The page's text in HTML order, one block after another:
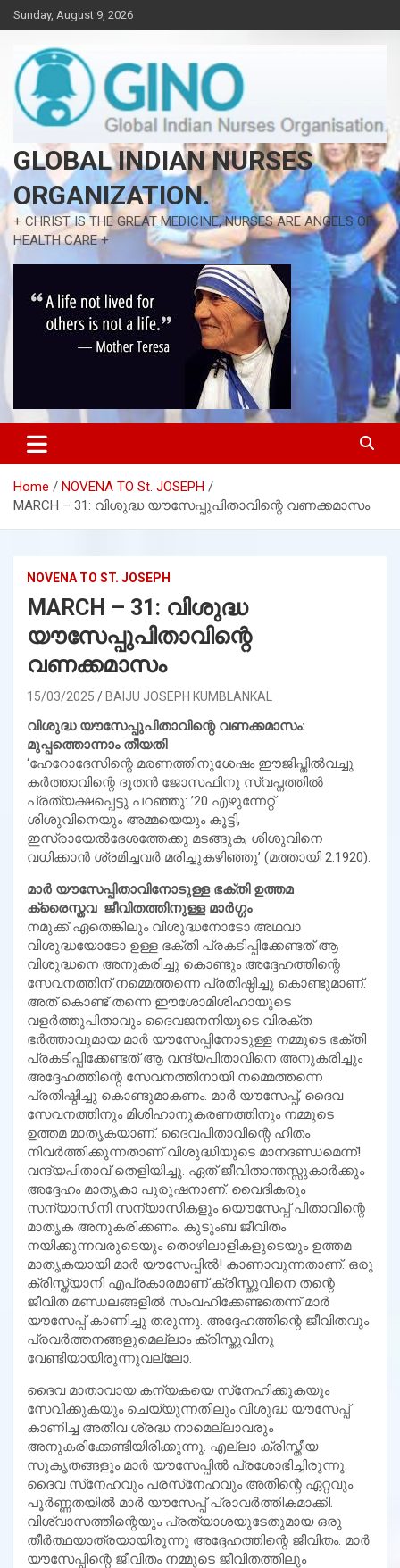
Skip
to
content
Sunday, August 9, 2026
GLOBAL INDIAN NURSES
ORGANIZATION.
+ CHRIST IS THE GREAT MEDICINE, NURSES ARE ANGELS OF
HEALTH CARE +
Home
NOVENA TO St. JOSEPH
MARCH – 31: വിശുദ്ധ യൗസേപ്പുപിതാവിന്റെ വണക്കമാസം
NOVENA TO ST. JOSEPH
MARCH – 31: വിശുദ്ധ
യൗസേപ്പുപിതാവിന്റെ
വണക്കമാസം
15/03/2025 BAIJU JOSEPH KUMBLANKAL
വിശുദ്ധ യൗസേപ്പുപിതാവിന്റെ വണക്കമാസം:
മുപ്പത്തൊന്നാം തീയതി
‘ഹേറോദേസിന്റെ മരണത്തിനുശേഷം ഈജിപ്തില്‍വച്ചു
കര്‍ത്താവിന്റെ ദൂതന്‍ ജോസഫിനു സ്വപ്നത്തില്‍
പ്രത്യക്ഷപ്പെട്ടു പറഞ്ഞു: ’20 എഴുന്നേറ്റ്
ശിശുവിനെയും അമ്മയെയും കൂട്ടി,
ഇസ്രായേല്‍ദേശത്തേക്കു മടങ്ങുക; ശിശുവിനെ
വധിക്കാന്‍ ശ്രമിച്ചവര്‍ മരിച്ചുകഴിഞ്ഞു’ (മത്തായി 2:1920).
മാര്‍ യൗസേപ്പിതാവിനോടുള്ള ഭക്തി ഉത്തമ
ക്രൈസ്തവ ജീവിതത്തിനുള്ള മാര്‍ഗ്ഗം
നമുക്ക് ഏതെങ്കിലും വിശുദ്ധനോടോ അഥവാ
വിശുദ്ധയോടോ ഉള്ള ഭക്തി പ്രകടിപ്പിക്കേണ്ടത് ആ
വിശുദ്ധനെ അനുകരിച്ചു കൊണ്ടും അദ്ദേഹത്തിന്റെ
സേവനത്തിന് നമ്മെത്തന്നെ പ്രതിഷ്ഠിച്ചു കൊണ്ടുമാണ്.
അത് കൊണ്ട് തന്നെ ഈശോമിശിഹായുടെ
വളര്‍ത്തുപിതാവും ദൈവജനനിയുടെ വിരക്ത
ഭര്‍ത്താവുമായ മാര്‍ യൗസേപ്പിനോടുള്ള നമ്മുടെ ഭക്തി
പ്രകടിപ്പിക്കേണ്ടത് ആ വന്ദ്യപിതാവിനെ അനുകരിച്ചും
അദ്ദേഹത്തിന്റെ സേവനത്തിനായി നമ്മെത്തന്നെ
പ്രതിഷ്ഠിച്ചു കൊണ്ടുമാകണം. മാര്‍ യൗസേപ്പ്, ദൈവ
സേവനത്തിനും മിശിഹാനുകരണത്തിനും നമ്മുടെ
ഉത്തമ മാതൃകയാണ്. ദൈവപിതാവിന്റെ ഹിതം
നിവര്‍ത്തിക്കുന്നതാണ് വിശുദ്ധിയുടെ മാനദണ്ഡമെന്ന്!
വന്ദ്യപിതാവ് തെളിയിച്ചു. ഏത് ജീവിതാന്തസ്സുകാര്‍ക്കും
അദ്ദേഹം മാതൃകാ പുരുഷനാണ്. വൈദികരും
സന്യാസിനി സന്യാസികളും യൌസേപ്പ് പിതാവിന്റെ
മാതൃക അനുകരിക്കണം. കുടുംബ ജീവിതം
നയിക്കുന്നവരുടെയും തൊഴിലാളികളുടെയും ഉത്തമ
മാതൃകയായി മാര്‍ യൗസേപ്പില്‍! കാണാവുന്നതാണ്. ഒരു
ക്രിസ്ത്യാനി എപ്രകാരമാണ് ക്രിസ്തുവിനെ തന്റെ
ജീവിത മണ്ഡലങ്ങളില്‍ സംവഹിക്കേണ്ടതെന്ന് മാര്‍
യൗസേപ്പ് കാണിച്ചു തരുന്നു. അദ്ദേഹത്തിന്റെ ജീവിതവും
പ്രവര്‍ത്തനങ്ങളുമെല്ലാം ക്രിസ്തുവിനു
വേണ്ടിയായിരുന്നുവല്ലോ.
ദൈവ മാതാവായ കന്യകയെ സ്‌നേഹിക്കുകയും
സേവിക്കുകയും ചെയ്യുന്നതിലും വിശുദ്ധ യൗസേപ്പ്
കാണിച്ച അതീവ ശ്രദ്ധ നാമെല്ലാവരും
അനുകരിക്കേണ്ടിയിരിക്കുന്നു. എല്ലാ ക്രിസ്തീയ
സുകൃതങ്ങളും മാര്‍ യൗസേപ്പില്‍ പ്രശോഭിച്ചിരുന്നു.
ദൈവ സ്‌നേഹവും പരസ്‌നേഹവും അതിന്റെ ഏറ്റവും
പൂര്‍ണ്ണതയില്‍ മാര്‍ യൗസേപ്പ് പ്രാവര്‍ത്തികമാക്കി.
വിശ്വാസത്തിന്റെയും പ്രത്യാശയുടേതുമായ ഒരു
തീര്‍ത്ഥയാത്രയായിരുന്നു അദ്ദേഹത്തിന്റെ ജീവിതം. മാര്‍
യൗസേപ്പിന്റെ ജീവിതം നമ്മുടെ ജീവിതത്തിലും